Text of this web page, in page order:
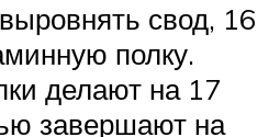
свод, 16
полку.
делают на 17
завершают на